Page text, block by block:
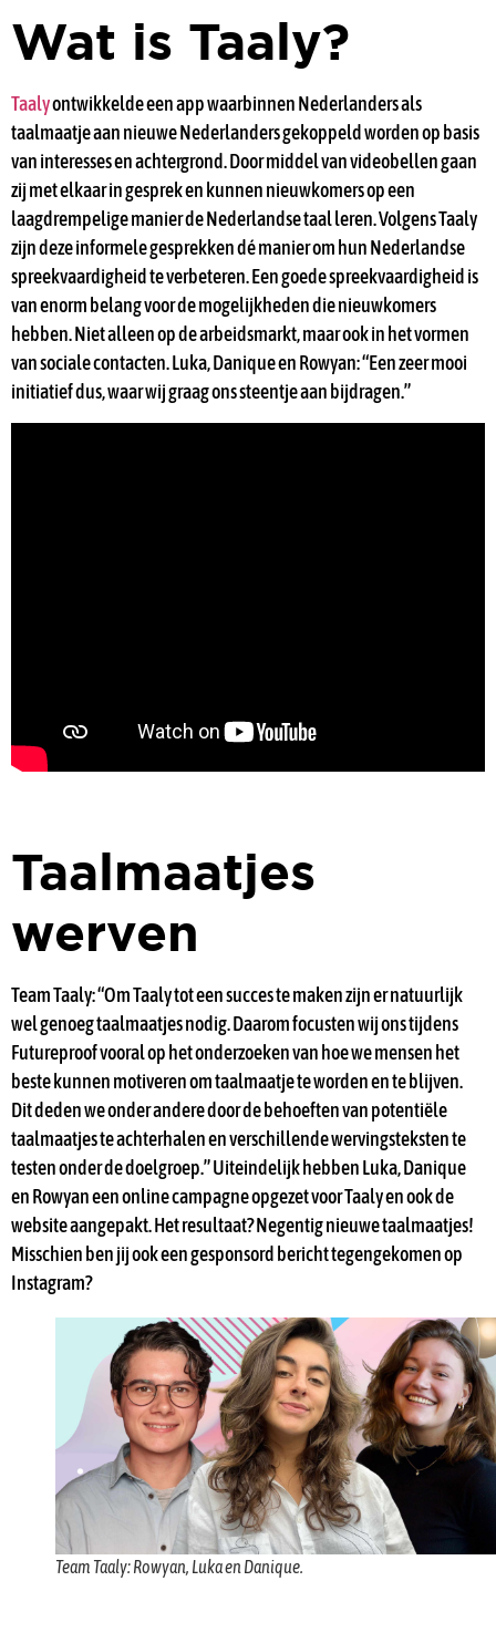
Wat is Taaly?
Taalyontwikkelde een app waarbinnen Nederlanders als
taalmaatje aan nieuwe Nederlanders gekoppeld worden op basis
van interesses en achtergrond. Door middel van videobellen gaan
zij met elkaar in gesprek en kunnen nieuwkomers op een
laagdrempelige manier de Nederlandse taal leren. Volgens Taaly
zijn deze informele gesprekken dé manier om hun Nederlandse
spreekvaardigheid te verbeteren. Een goede spreekvaardigheid is
van enorm belang voor de mogelijkheden die nieuwkomers
hebben. Niet alleen op de arbeidsmarkt, maar ook in het vormen
van sociale contacten. Luka, Danique en Rowyan: “Een zeer mooi
initiatief dus, waar wij graag ons steentje aan bijdragen.”
Taalmaatjes
werven
Team Taaly: “Om Taaly tot een succes te maken zijn er natuurlijk
wel genoeg taalmaatjes nodig. Daarom focusten wij ons tijdens
Futureproof vooral op het onderzoeken van hoe we mensen het
beste kunnen motiveren om taalmaatje te worden en te blijven.
Dit deden we onder andere door de behoeften van potentiële
taalmaatjes te achterhalen en verschillende wervingsteksten te
testen onder de doelgroep.” Uiteindelijk hebben Luka, Danique
en Rowyan een online campagne opgezet voor Taaly en ook de
website aangepakt. Het resultaat? Negentig nieuwe taalmaatjes!
Misschien ben jij ook een gesponsord bericht tegengekomen op
Instagram?
Team Taaly: Rowyan, Luka en Danique.